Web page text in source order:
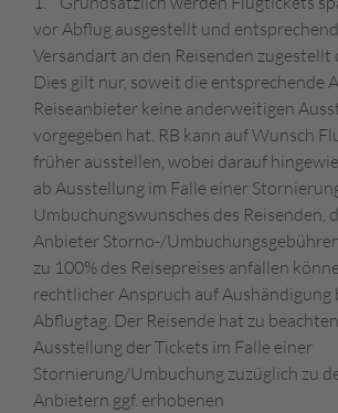
vor Abflug ausgestellt und
Versandart an den Reisenden zugestellt
Dies gilt nur, soweit die entsprechende
Reiseanbieter keine anderweitigen
vorgegeben hat. RB kann auf Wunsch
früher ausstellen, wobei darauf
ab Ausstellung im Falle einer
Umbuchungswunsches des Reisenden,
Anbieter Storno-/
zu 100% des Reisepreises anfallen
rechtlicher Anspruch auf Aushändigung
Abflugtag. Der Reisende hat zu
Ausstellung der Tickets im Falle einer
Stornierung/Umbuchung zuzüglich zu
Anbietern ggf. erhobenen